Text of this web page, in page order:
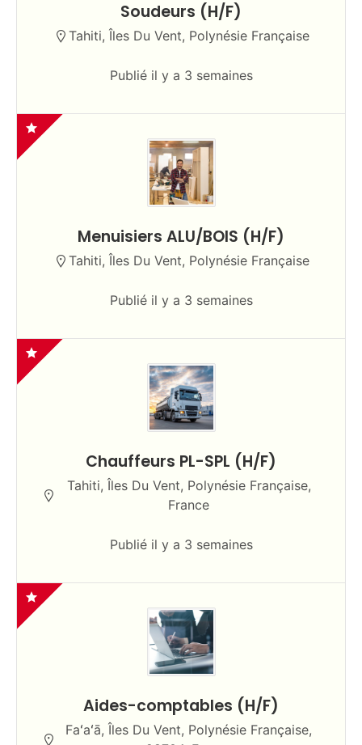
Soudeurs (H/F)
Tahiti, Îles Du Vent, Polynésie Française
Publié il y a 3 semaines
Menuisiers ALU/BOIS (H/F)
Tahiti, Îles Du Vent, Polynésie Française
Publié il y a 3 semaines
Chauffeurs PL-SPL (H/F)
Tahiti, Îles Du Vent, Polynésie Française,
France
Publié il y a 3 semaines
Aides-comptables (H/F)
Faʻaʻā, Îles Du Vent, Polynésie Française,